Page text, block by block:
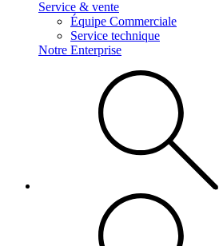
Service & vente
Équipe Commerciale
Service technique
Notre Enterprise